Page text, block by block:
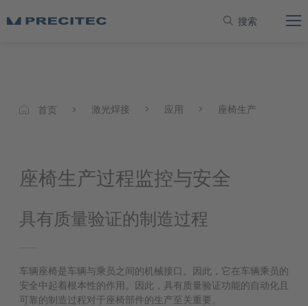
搜索
首页 激光焊接 应用 座椅生产
座椅生产过程监控与安全
具有质量验证的制造过程
车辆座椅是车辆与乘员之间的机械接口。因此，它在车辆乘员的
安全中起着根本性的作用。因此，具有质量验证功能的自动化且
可靠的制造过程对于座椅部件的生产至关重要。